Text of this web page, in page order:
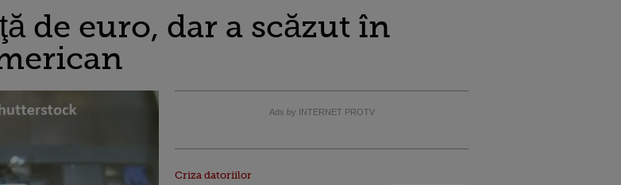
de euro, dar a scăzut în
Ads by INTERNET PROTV
Criza datoriilor